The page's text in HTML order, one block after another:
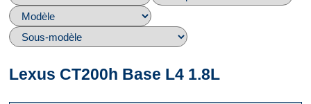
Lexus CT200h Base L4 1.8L